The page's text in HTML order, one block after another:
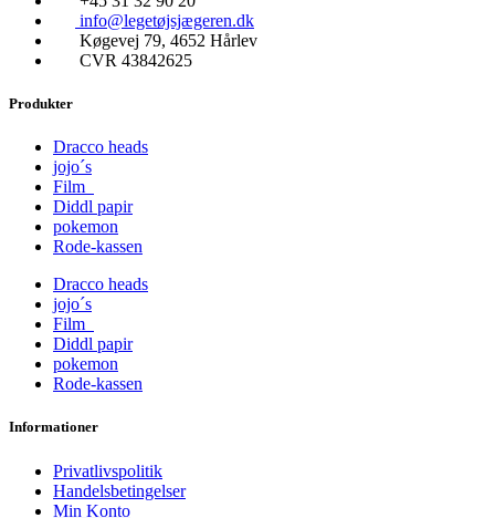
info@legetøjsjægeren.dk
Køgevej 79, 4652 Hårlev
CVR 43842625
Produkter
Dracco heads
jojo´s
Film
Diddl papir
pokemon
Rode-kassen
Dracco heads
jojo´s
Film
Diddl papir
pokemon
Rode-kassen
Informationer
Privatlivspolitik
Handelsbetingelser
Min Konto